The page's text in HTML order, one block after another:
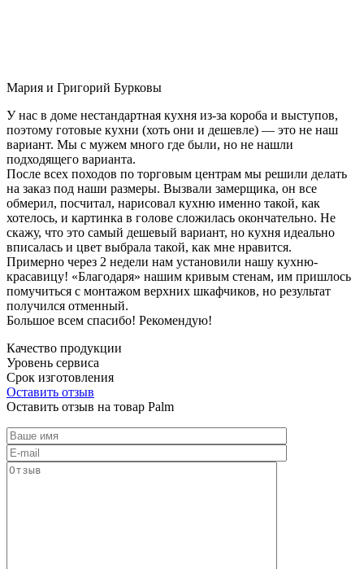
Мария и Григорий Бурковы
У нас в доме нестандартная кухня из-за короба и выступов,
поэтому готовые кухни (хоть они и дешевле) — это не наш
вариант. Мы с мужем много где были, но не нашли
подходящего варианта.
После всех походов по торговым центрам мы решили делать
на заказ под наши размеры. Вызвали замерщика, он все
обмерил, посчитал, нарисовал кухню именно такой, как
хотелось, и картинка в голове сложилась окончательно. Не
скажу, что это самый дешевый вариант, но кухня идеально
вписалась и цвет выбрала такой, как мне нравится.
Примерно через 2 недели нам установили нашу кухню-
красавицу! «Благодаря» нашим кривым стенам, им пришлось
помучиться с монтажом верхних шкафчиков, но результат
получился отменный.
Большое всем спасибо! Рекомендую!
Качество продукции
Уровень сервиса
Срок изготовления
Оставить отзыв
Оставить отзыв на товар Palm